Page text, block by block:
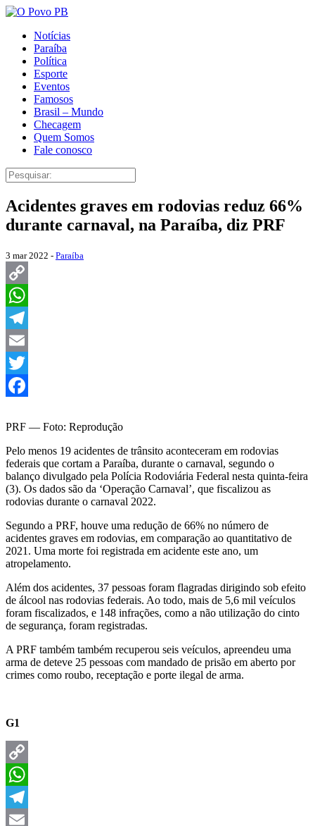
Notícias
Paraíba
Política
Esporte
Eventos
Famosos
Brasil – Mundo
Checagem
Quem Somos
Fale conosco
Acidentes graves em rodovias reduz 66%
durante carnaval, na Paraíba, diz PRF
3 mar 2022 - Paraíba
Copy
Link
WhatsApp
Telegram
Email
Twitter
PRF — Foto: Reprodução
Pelo menos 19 acidentes de trânsito aconteceram em rodovias
federais que cortam a Paraíba, durante o carnaval, segundo o
balanço divulgado pela Polícia Rodoviária Federal nesta quinta-feira
(3). Os dados são da ‘Operação Carnaval’, que fiscalizou as
rodovias durante o carnaval 2022.
Segundo a PRF, houve uma redução de 66% no número de
acidentes graves em rodovias, em comparação ao quantitativo de
2021. Uma morte foi registrada em acidente este ano, um
atropelamento.
Além dos acidentes, 37 pessoas foram flagradas dirigindo sob efeito
de álcool nas rodovias federais. Ao todo, mais de 5,6 mil veículos
foram fiscalizados, e 148 infrações, como a não utilização do cinto
de segurança, foram registradas.
A PRF também também recuperou seis veículos, apreendeu uma
arma de deteve 25 pessoas com mandado de prisão em aberto por
crimes como roubo, receptação e porte ilegal de arma.
G1
Copy
Link
WhatsApp
Telegram